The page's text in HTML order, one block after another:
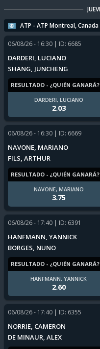
ATP - ATP Montreal,
06/08/26 - 16:30 | ID: 6685
DARDERI, LUCIANO
SHANG, JUNCHENG
RESULTADO - ¿QUIÉN GANARÁ?
DARDERI, LUCIANO
2.03
06/08/26 - 16:30 | ID: 6669
NAVONE, MARIANO
FILS, ARTHUR
RESULTADO - ¿QUIÉN GANARÁ?
NAVONE, MARIANO
3.75
06/08/26 - 17:40 | ID: 6391
HANFMANN, YANNICK
BORGES, NUNO
RESULTADO - ¿QUIÉN GANARÁ?
HANFMANN, YANNICK
2.60
06/08/26 - 17:40 | ID: 6355
NORRIE, CAMERON
DE MINAUR, ALEX